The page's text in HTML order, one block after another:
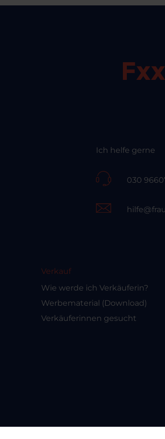
Ich helfe gerne
030
Verkauf
Wie werde ich Verkäuferin?
Werbematerial (Download)
Verkäuferinnen gesucht